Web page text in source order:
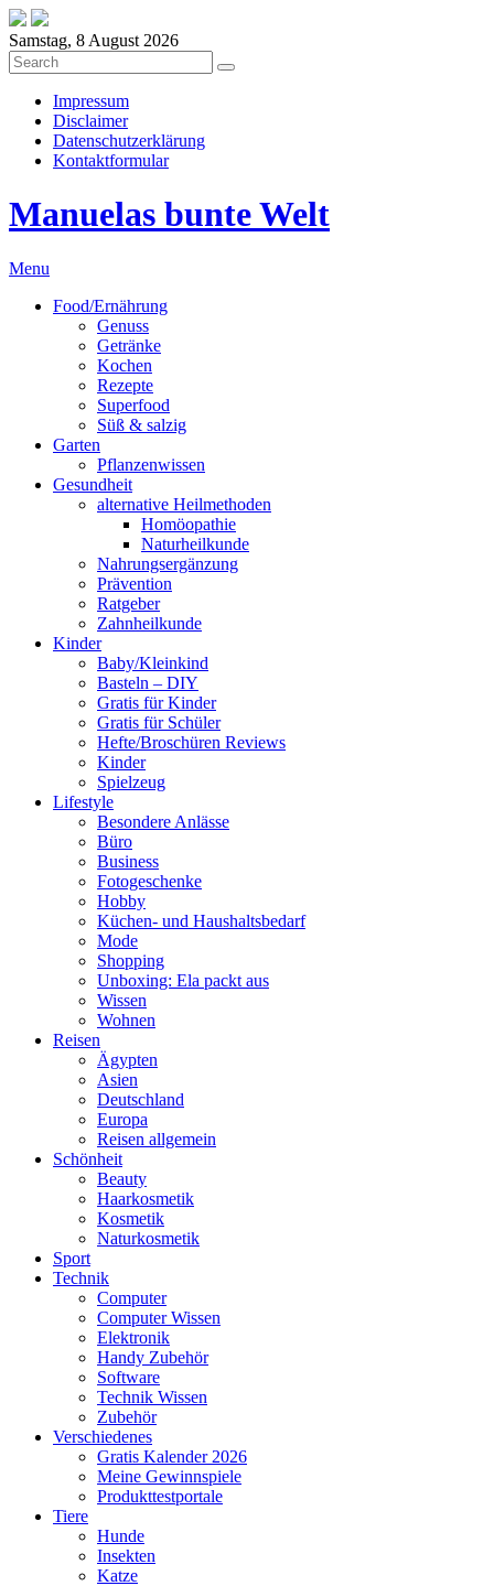
Samstag, 8 August 2026
Impressum
Disclaimer
Datenschutzerklärung
Kontaktformular
Manuelas bunte Welt
Menu
Food/Ernährung
Genuss
Getränke
Kochen
Rezepte
Superfood
Süß & salzig
Garten
Pflanzenwissen
Gesundheit
alternative Heilmethoden
Homöopathie
Naturheilkunde
Nahrungsergänzung
Prävention
Ratgeber
Zahnheilkunde
Kinder
Baby/Kleinkind
Basteln – DIY
Gratis für Kinder
Gratis für Schüler
Hefte/Broschüren Reviews
Kinder
Spielzeug
Lifestyle
Besondere Anlässe
Büro
Business
Fotogeschenke
Hobby
Küchen- und Haushaltsbedarf
Mode
Shopping
Unboxing: Ela packt aus
Wissen
Wohnen
Reisen
Ägypten
Asien
Deutschland
Europa
Reisen allgemein
Schönheit
Beauty
Haarkosmetik
Kosmetik
Naturkosmetik
Sport
Technik
Computer
Computer Wissen
Elektronik
Handy Zubehör
Software
Technik Wissen
Zubehör
Verschiedenes
Gratis Kalender 2026
Meine Gewinnspiele
Produkttestportale
Tiere
Hunde
Insekten
Katze